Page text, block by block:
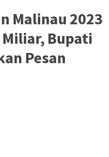
Malinau 2023
Bupati
Pesan